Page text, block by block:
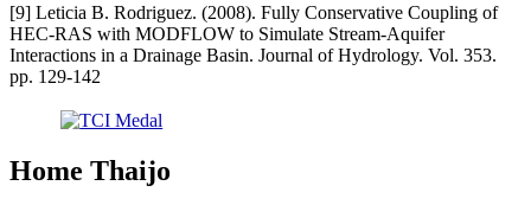
[9] Leticia B. Rodriguez. (2008). Fully Conservative Coupling of
HEC-RAS with MODFLOW to Simulate Stream-Aquifer
Interactions in a Drainage Basin. Journal of Hydrology. Vol. 353.
pp. 129-142
Home Thaijo